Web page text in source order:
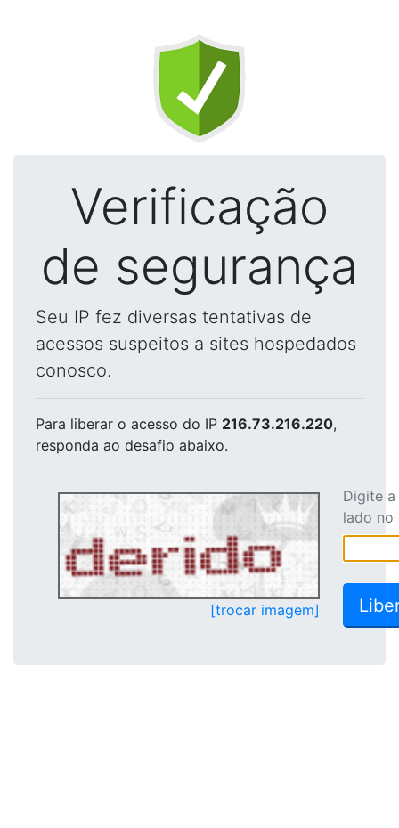
Verificação
de segurança
Seu IP fez diversas tentativas de
acessos suspeitos a sites hospedados
conosco.
Para liberar o acesso do IP 216.73.216.220,
responda ao desafio abaixo.
[trocar imagem]
Digite
lado no